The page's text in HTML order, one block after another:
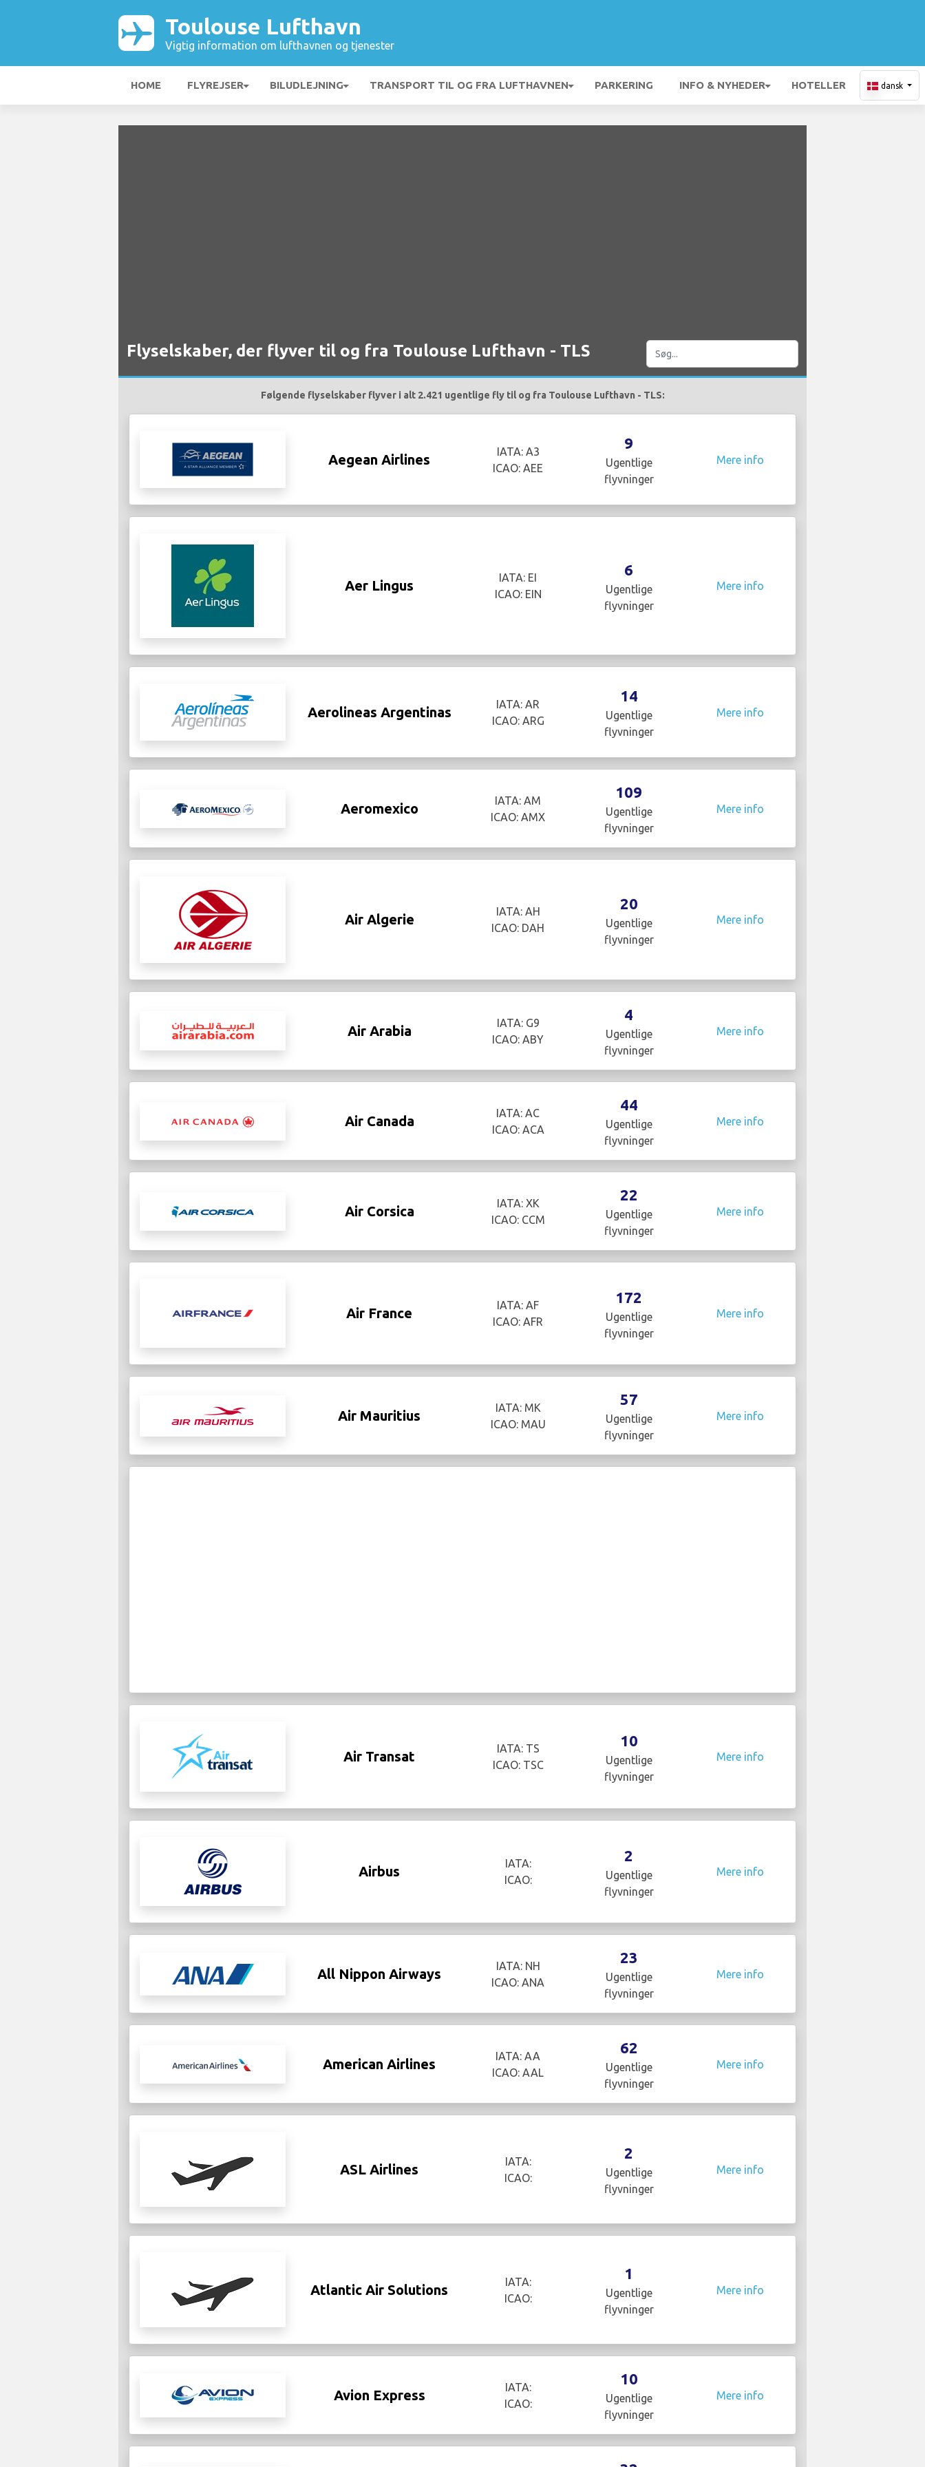
Toulouse Lufthavn
Vigtig information om lufthavnen og tjenester
HOME FLYREJSER BILUDLEJNING TRANSPORT TIL OG FRA LUFTHAVNEN PARKERING INFO & NYHEDER HOTELLER dansk
Flyselskaber, der flyver til og fra Toulouse Lufthavn - TLS
Følgende flyselskaber flyver i alt 2.421 ugentlige fly til og fra Toulouse Lufthavn - TLS:
Aegean Airlines
IATA: A3
ICAO: AEE
9
Ugentlige
flyvninger
Mere info
Aer Lingus
IATA: EI
ICAO: EIN
6
Ugentlige
flyvninger
Mere info
Aerolineas Argentinas
IATA: AR
ICAO: ARG
14
Ugentlige
flyvninger
Mere info
Aeromexico
IATA: AM
ICAO: AMX
109
Ugentlige
flyvninger
Mere info
Air Algerie
IATA: AH
ICAO: DAH
20
Ugentlige
flyvninger
Mere info
Air Arabia
IATA: G9
ICAO: ABY
4
Ugentlige
flyvninger
Mere info
Air Canada
IATA: AC
ICAO: ACA
44
Ugentlige
flyvninger
Mere info
Air Corsica
IATA: XK
ICAO: CCM
22
Ugentlige
flyvninger
Mere info
Air France
IATA: AF
ICAO: AFR
172
Ugentlige
flyvninger
Mere info
Air Mauritius
IATA: MK
ICAO: MAU
57
Ugentlige
flyvninger
Mere info
Air Transat
IATA: TS
ICAO: TSC
10
Ugentlige
flyvninger
Mere info
Airbus
IATA:
ICAO:
2
Ugentlige
flyvninger
Mere info
All Nippon Airways
IATA: NH
ICAO: ANA
23
Ugentlige
flyvninger
Mere info
American Airlines
IATA: AA
ICAO: AAL
62
Ugentlige
flyvninger
Mere info
ASL Airlines
IATA:
ICAO:
2
Ugentlige
flyvninger
Mere info
Atlantic Air Solutions
IATA:
ICAO:
1
Ugentlige
flyvninger
Mere info
Avion Express
IATA:
ICAO:
10
Ugentlige
flyvninger
Mere info